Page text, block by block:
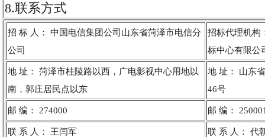
8.联系方式
招 标 人： 中国电信集团公司山东省菏泽市电信分
公司
招标代理机构
标中心有限公
地 址： 菏泽市桂陵路以西，广电影视中心用地以
南，郭庄居民点以东
地 址： 山东
46号
邮 编： 274000 邮 编：
联 系 人： 王闫军 联 系 人： 代